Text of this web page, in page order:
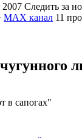
Следить за
MAX канал 11